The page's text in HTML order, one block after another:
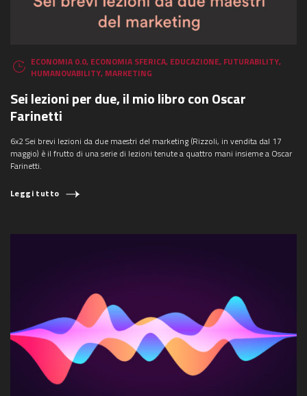
ECONOMIA 0.0, ECONOMIA SFERICA, EDUCAZIONE, FUTURABILITY,
HUMANOVABILITY, MARKETING
Sei lezioni per due, il mio libro con Oscar
Farinetti
6x2 Sei brevi lezioni da due maestri del marketing (Rizzoli, in vendita dal 17
maggio) è il frutto di una serie di lezioni tenute a quattro mani insieme a Oscar
Farinetti.
Leggi tutto